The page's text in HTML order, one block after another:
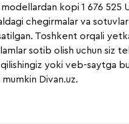
kopi 1 676 525
chegirmalar va
Toshkent orqali
sotib olish uchun siz
yoki veb-saytga
Divan.uz.